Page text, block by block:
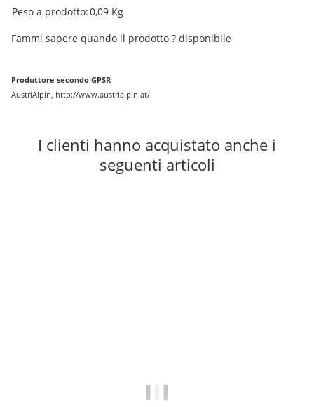
#productDetails.itemInformation#
#productDetails.itemValue#
Peso a prodotto:0,09 Kg
Fammi sapere quando il prodotto ? disponibile
Produttore secondo GPSR
AustriAlpin, http://www.austrialpin.at/
I clienti hanno acquistato anche i
seguenti articoli